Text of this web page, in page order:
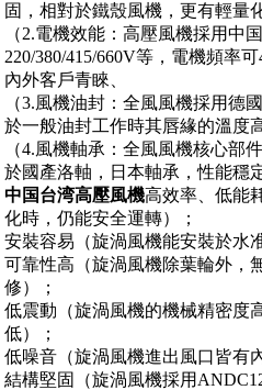
固，相對於鐵殼風機，更有輕量
（2.電機效能：高壓風機採用中
220/380/415/660V等，電機頻率
內外客戶青睞、
（3.風機油封：全風風機採用
於一般油封工作時其唇緣的溫度
（4.風機軸承：全風風機核心部
於國產洛軸，日本軸承，性能穩
中国台湾高壓風機高效率、低能
化時，仍能安全運轉）；
安裝容易（旋渦風機能安裝於水
可靠性高（旋渦風機除葉輪外，
修）；
低震動（旋渦風機的機械精密度
低）；
低噪音（旋渦風機進出風口皆有
結構堅固（旋渦風機採用